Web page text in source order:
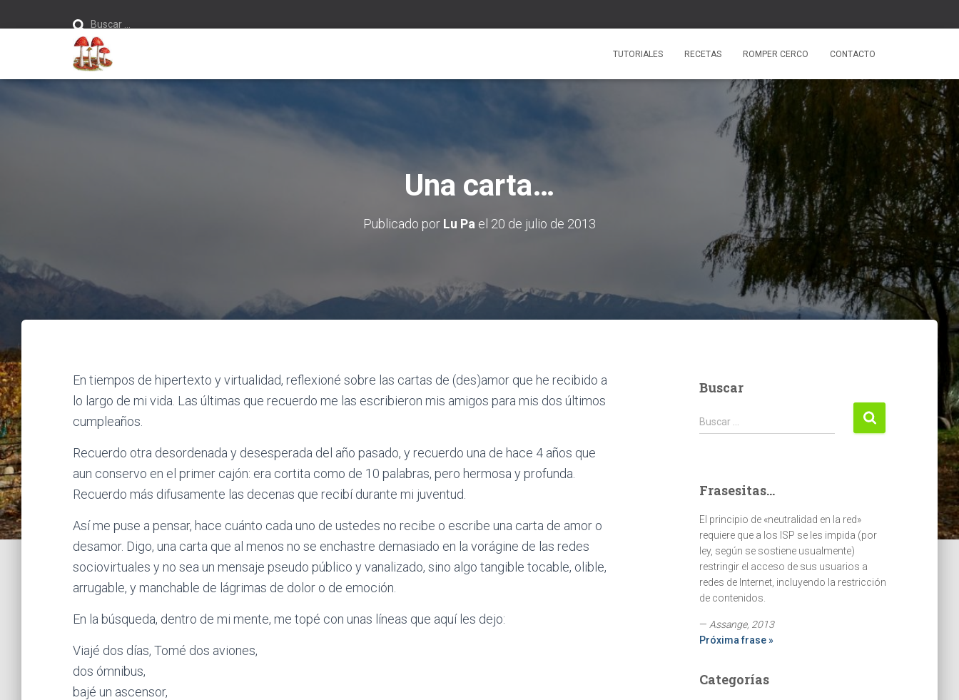
Buscar …
TUTORIALES RECETAS ROMPER CERCO CONTACTO
Una carta…
Publicado por Lu Pa el 20 de julio de 2013
En tiempos de hipertexto y virtualidad, reflexioné sobre las cartas de (des)amor que he recibido a
lo largo de mi vida. Las últimas que recuerdo me las escribieron mis amigos para mis dos últimos
cumpleaños.
Recuerdo otra desordenada y desesperada del año pasado, y recuerdo una de hace 4 años que
aun conservo en el primer cajón: era cortita como de 10 palabras, pero hermosa y profunda.
Recuerdo más difusamente las decenas que recibí durante mi juventud.
Así me puse a pensar, hace cuánto cada uno de ustedes no recibe o escribe una carta de amor o
desamor. Digo, una carta que al menos no se enchastre demasiado en la vorágine de las redes
sociovirtuales y no sea un mensaje pseudo público y vanalizado, sino algo tangible tocable, olible,
arrugable, y manchable de lágrimas de dolor o de emoción.
En la búsqueda, dentro de mi mente, me topé con unas líneas que aquí les dejo:
Viajé dos días, Tomé dos aviones,
dos ómnibus,
bajé un ascensor,
Buscar
Buscar:
Buscar …
Frasesitas...
El principio de «neutralidad en la red»
requiere que a los ISP se les impida (por
ley, según se sostiene usualmente)
restringir el acceso de sus usuarios a
redes de Internet, incluyendo la restricción
de contenidos.
— Assange, 2013
Próxima frase »
Categorías